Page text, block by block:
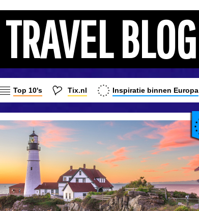
TRAVEL BLOG
Top 10's Tix.nl Inspiratie binnen Europa